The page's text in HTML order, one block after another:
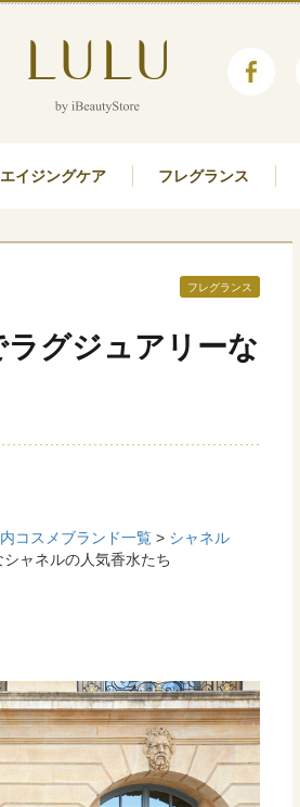
エイジングケア フレグランス
フレグランス
グジュアリーな
コスメブランド一覧 > シャネル
ャネルの人気香水たち